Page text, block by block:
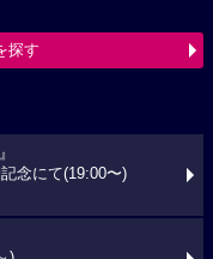
探す
念にて(19:00〜)